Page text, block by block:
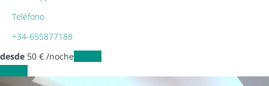
Teléfono
+34-655877188
desde 50 € /noche